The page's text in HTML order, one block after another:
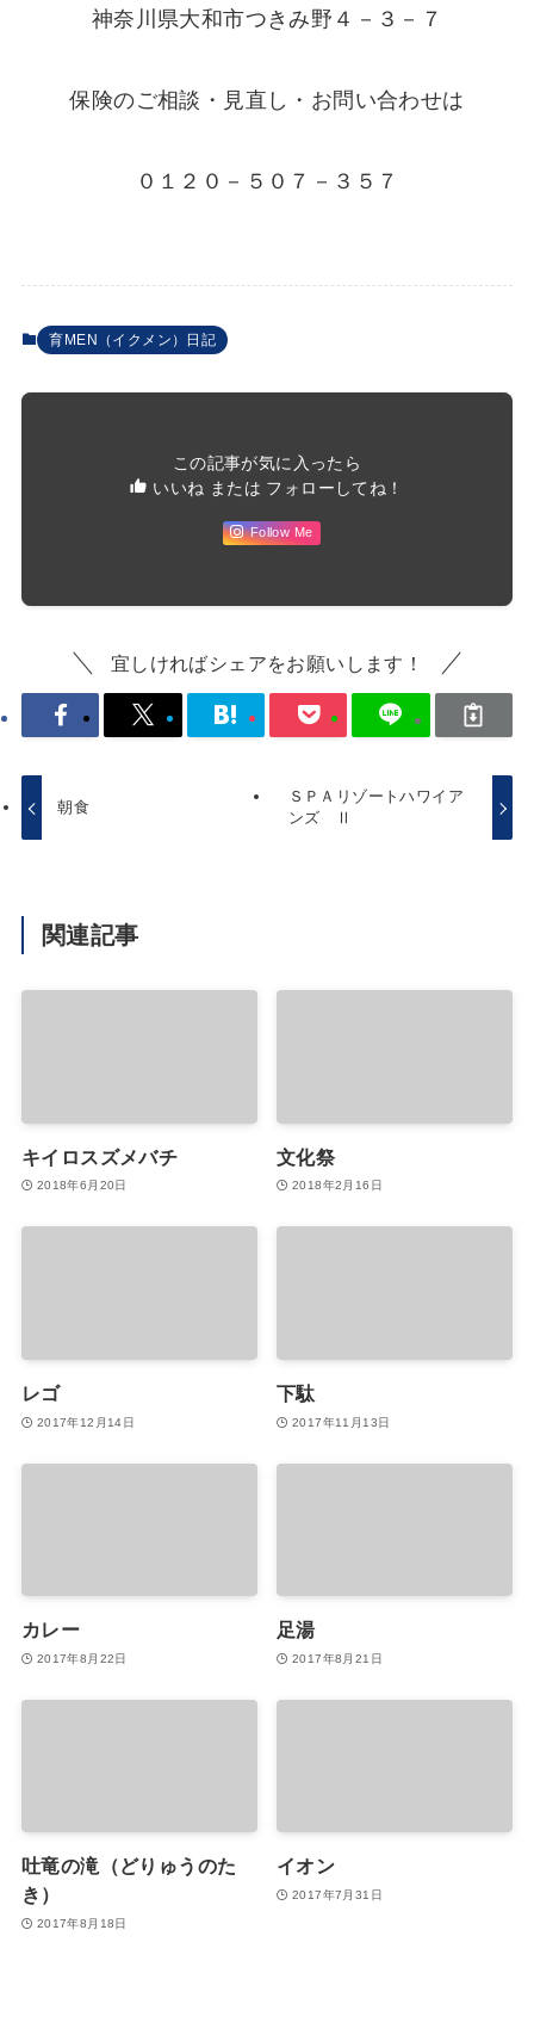
神奈川県大和市つきみ野４－３－７
保険のご相談・見直し・お問い合わせは
０１２０－５０７－３５７
育MEN（イクメン）日記
この記事が気に入ったら
いいね または フォローしてね！
Follow Me
宜しければシェアをお願いします！
朝食
ＳＰＡリゾートハワイア
ンズ Ⅱ
関連記事
キイロスズメバチ
2018年6月20日
文化祭
2018年2月16日
レゴ
2017年12月14日
下駄
2017年11月13日
カレー
2017年8月22日
足湯
2017年8月21日
吐竜の滝（どりゅうのた
き）
2017年8月18日
イオン
2017年7月31日